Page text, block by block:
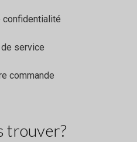
confidentialité
service
commande
trouver?